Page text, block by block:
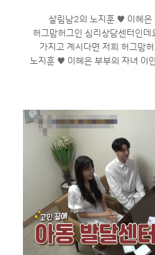
살림남2의 노지훈 ♥ 이혜은
허그맘허그인 심리상담센터인
가지고 계시다면 저희 허그맘
노지훈 ♥ 이혜은 부부의 자녀 이